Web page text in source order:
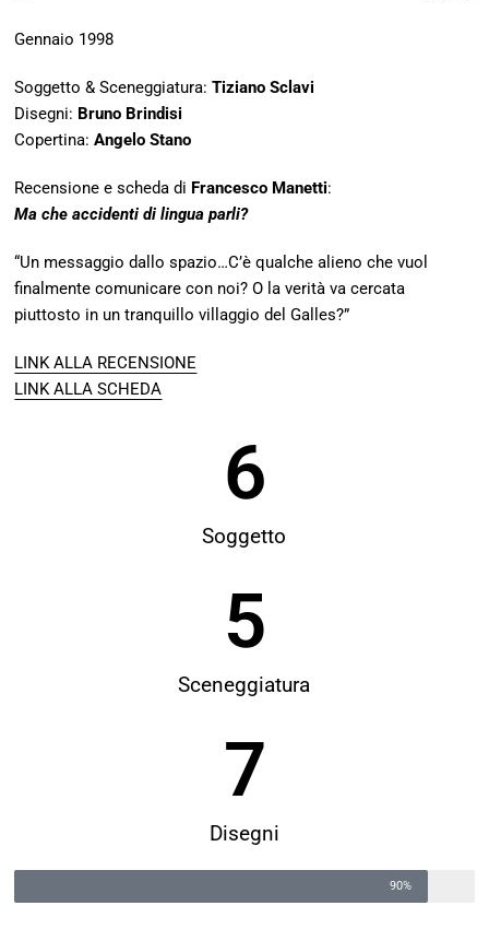
Gennaio 1998
Soggetto & Sceneggiatura:Tiziano Sclavi
Disegni: Bruno Brindisi
Copertina:Angelo Stano
Recensione e scheda di Francesco Manetti:
Ma che accidenti di lingua parli?
“Un messaggio dallo spazio…C’è qualche alieno che vuol
finalmente comunicare con noi? O la verità va cercata
piuttosto in un tranquillo villaggio del Galles?”
LINK ALLA RECENSIONE
LINK ALLA SCHEDA
Soggetto
6
Sceneggiatura
5
Disegni
7
90%